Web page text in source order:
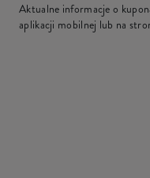
Aktualne informacje o
aplikacji mobilnej lub na